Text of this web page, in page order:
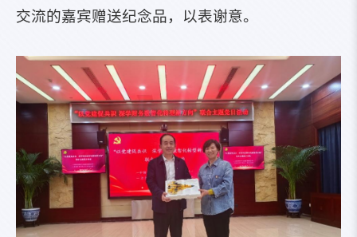
交流的嘉宾赠送纪念品，以表谢意。